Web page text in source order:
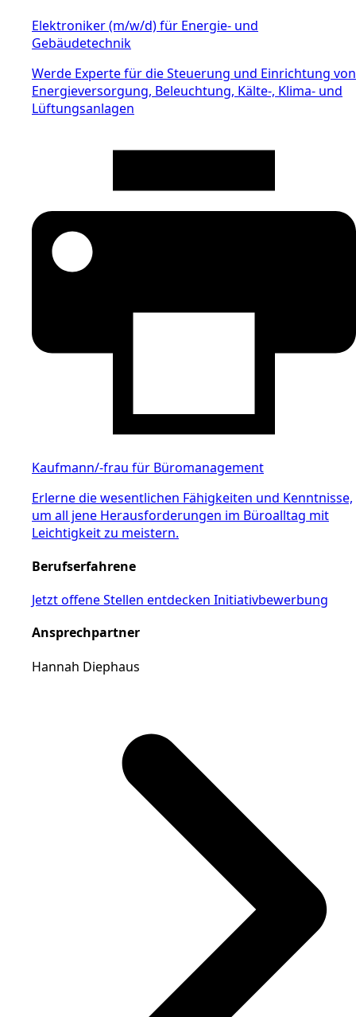
Elektroniker (m/w/d) für Energie- und
Gebäudetechnik
Werde Experte für die Steuerung und Einrichtung von
Energieversorgung, Beleuchtung, Kälte-, Klima- und
Lüftungsanlagen
Kaufmann/-frau für Büromanagement
Erlerne die wesentlichen Fähigkeiten und Kenntnisse,
um all jene Herausforderungen im Büroalltag mit
Leichtigkeit zu meistern.
Berufserfahrene
Jetzt offene Stellen entdecken Initiativbewerbung
Ansprechpartner
Hannah Diephaus